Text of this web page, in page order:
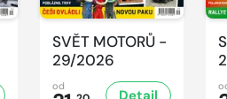
SVĚT MOTORŮ -
29/2026
od